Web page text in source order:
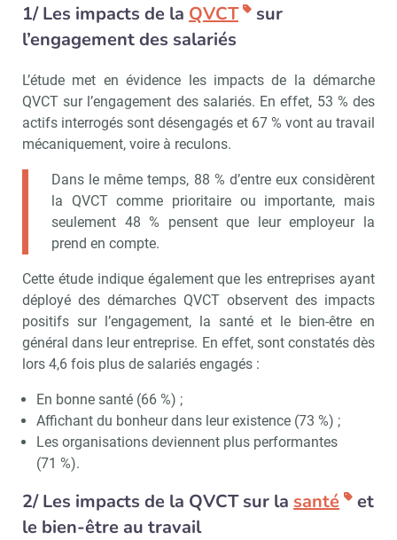
1/ Les impacts de la QVCT
sur
l’engagement des salariés
L’étude met en évidence les impacts de la démarche
QVCT sur l’engagement des salariés. En effet, 53 % des
actifs interrogés sont désengagés et 67 % vont au travail
mécaniquement, voire à reculons.
Dans le même temps, 88 % d’entre eux considèrent
la QVCT comme prioritaire ou importante, mais
seulement 48 % pensent que leur employeur la
prend en compte.
Cette étude indique également que les entreprises ayant
déployé des démarches QVCT observent des impacts
positifs sur l’engagement, la santé et le bien-être en
général dans leur entreprise. En effet, sont constatés dès
lors 4,6 fois plus de salariés engagés :
En bonne santé (66 %) ;
Affichant du bonheur dans leur existence (73 %) ;
Les organisations deviennent plus performantes
(71 %).
2/ Les impacts de la QVCT sur la santé
et
le bien-être au travail